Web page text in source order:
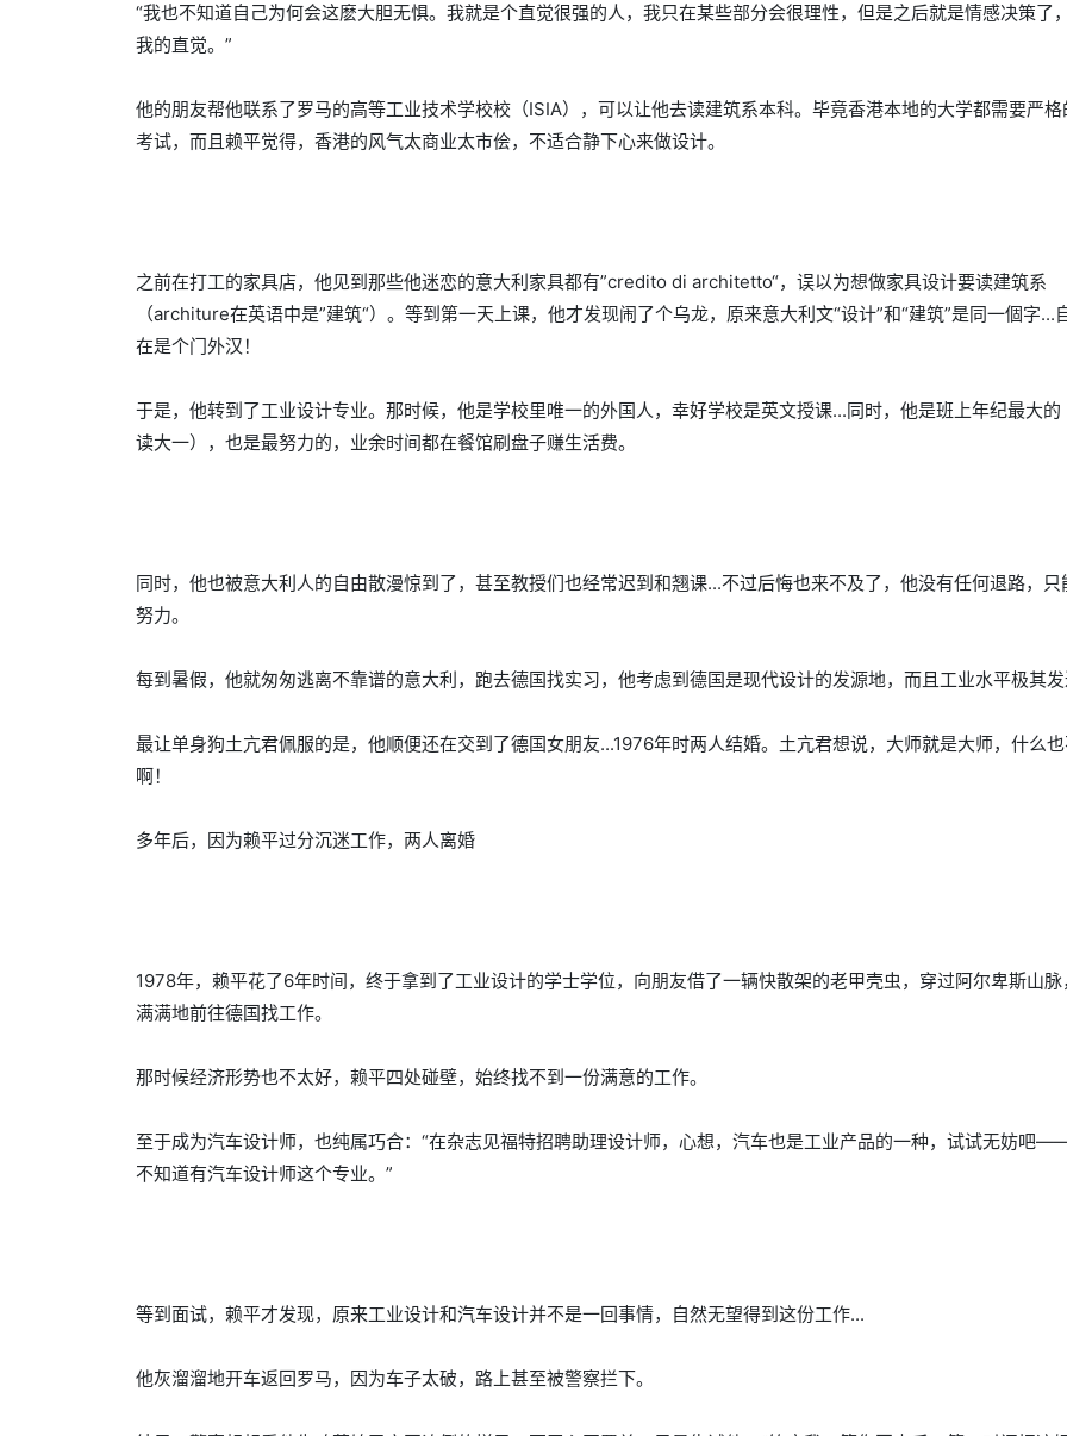
“我也不知道自己为何会这麽大胆无惧。我就是个直觉很强的人，我只在某些部分会很理性，但是之后就是情感决策了
我的直觉。”
他的朋友帮他联系了罗马的高等工业技术学校校（ISIA），可以让他去读建筑系本科。毕竟香港本地的大学都需要严格
考试，而且赖平觉得，香港的风气太商业太市侩，不适合静下心来做设计。
之前在打工的家具店，他见到那些他迷恋的意大利家具都有”credito di architetto“，误以为想做家具设计要读建筑系
（architure在英语中是”建筑“）。等到第一天上课，他才发现闹了个乌龙，原来意大利文“设计”和“建筑”是同一個字...
在是个门外汉！
于是，他转到了工业设计专业。那时候，他是学校里唯一的外国人，幸好学校是英文授课...同时，他是班上年纪最大的
读大一），也是最努力的，业余时间都在餐馆刷盘子赚生活费。
同时，他也被意大利人的自由散漫惊到了，甚至教授们也经常迟到和翘课...不过后悔也来不及了，他没有任何退路，只
努力。
每到暑假，他就匆匆逃离不靠谱的意大利，跑去德国找实习，他考虑到德国是现代设计的发源地，而且工业水平极其发
最让单身狗土亢君佩服的是，他顺便还在交到了德国女朋友...1976年时两人结婚。土亢君想说，大师就是大师，什么
啊！
多年后，因为赖平过分沉迷工作，两人离婚
1978年，赖平花了6年时间，终于拿到了工业设计的学士学位，向朋友借了一辆快散架的老甲壳虫，穿过阿尔卑斯山脉
满满地前往德国找工作。
那时候经济形势也不太好，赖平四处碰壁，始终找不到一份满意的工作。
至于成为汽车设计师，也纯属巧合：“在杂志见福特招聘助理设计师，心想，汽车也是工业产品的一种，试试无妨吧
不知道有汽车设计师这个专业。”
等到面试，赖平才发现，原来工业设计和汽车设计并不是一回事情，自然无望得到这份工作...
他灰溜溜地开车返回罗马，因为车子太破，路上甚至被警察拦下。